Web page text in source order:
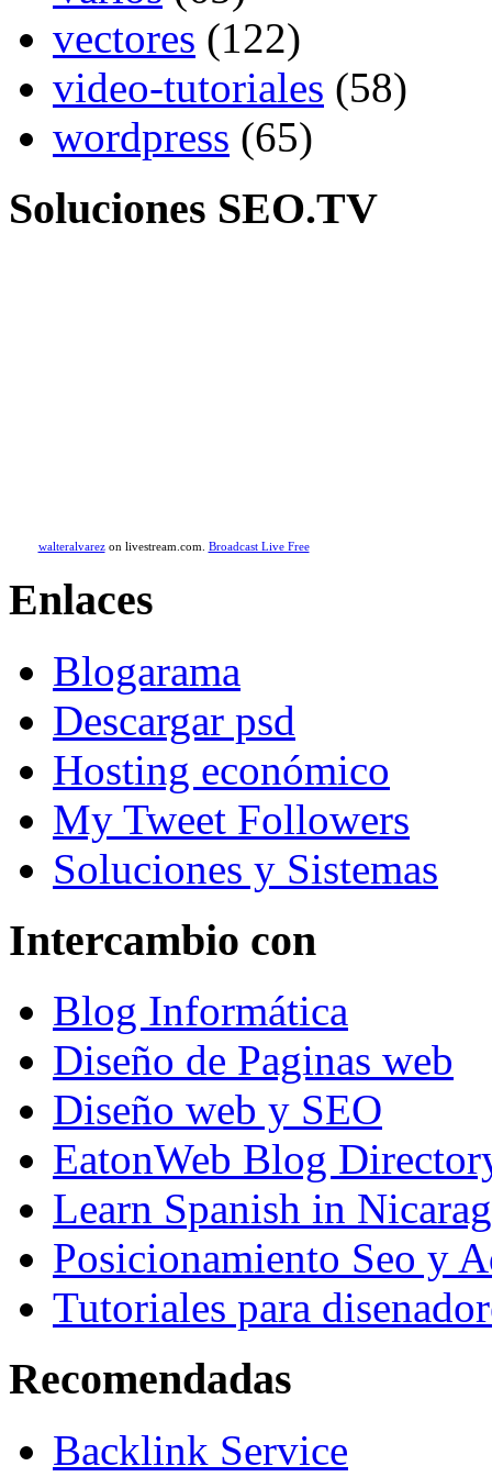
vectores (122)
video-tutoriales (58)
wordpress (65)
Soluciones SEO.TV
walteralvarezon livestream.com. Broadcast Live Free
Enlaces
Blogarama
Descargar psd
Hosting económico
My Tweet Followers
Soluciones y Sistemas
Intercambio con
Blog Informática
Diseño de Paginas web
Diseño web y SEO
EatonWeb Blog
Learn Spanish in
Posicionamiento Seo y
Tutoriales para
Recomendadas
Backlink Service